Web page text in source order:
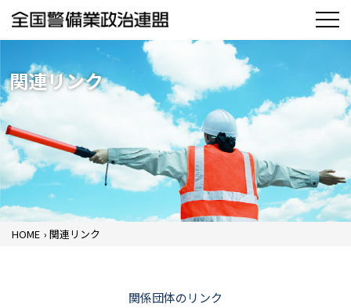
関連リンク
HOME › 関連リンク
関係団体のリンク